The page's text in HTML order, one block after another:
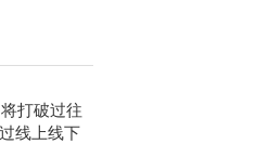
打破过往
线上线下